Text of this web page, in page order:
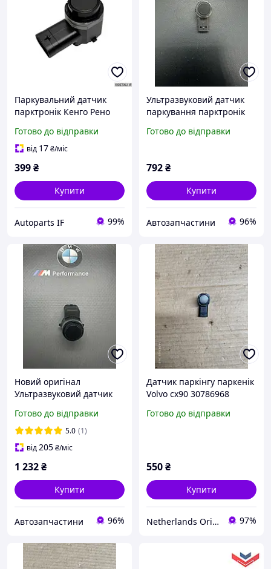
Паркувальний датчик
парктронік Кенго Рено
9G9215K859DA
Готово до відправки
від 17₴/міс
399₴
Купити
Autoparts IF 99%
Ультразвуковий датчик
паркування парктронік
Готово до відправки
792₴
Купити
Автозапчастини 96%
Новий оригінал
Ультразвуковий датчик
бмв bmw ф
F15/25/26/39/45/46/48 г
G01/02 66209274428
Готово до відправки
5.0 (1)
від205₴/міс
1 232₴
Купити
Автозапчастини 96%
Датчик паркінгу паркенік
Volvo cx90 30786968
Готово до відправки
550₴
Купити
Netherlands Original Parts 97%